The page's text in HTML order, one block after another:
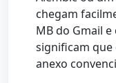
chegam
MB do Gmail
significam que
anexo